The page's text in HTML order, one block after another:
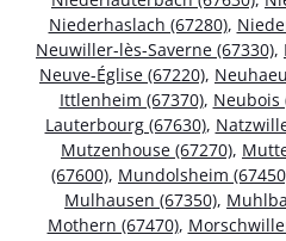
Niederhaslach (67280),
Neuwiller-lès-Saverne (67330),
Neuve-Église (67220),
Ittlenheim (67370), Neubois
Lauterbourg (67630),
Mutzenhouse (67270),
(67600), Mundolsheim
Mulhausen (67350),
Mothern (67470),